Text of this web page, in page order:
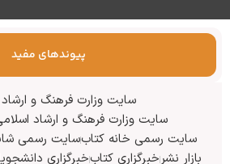
پیوندهای مفید
سایت وزارت فرهنگ و
سایت وزارت فرهنگ و ارشاد
سایت رسمی خانه کتابسایت رسمی
بازار نشرخبرگزاری کتابخبرگزاری